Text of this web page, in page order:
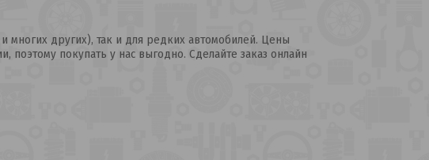
многих других), так и для редких автомобилей. Цены
поэтому покупать у нас выгодно. Сделайте заказ онлайн